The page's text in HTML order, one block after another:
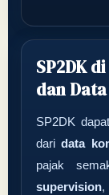
SP2DK
dan
SP2DK
daridata
pajak
supervision,